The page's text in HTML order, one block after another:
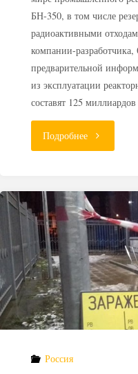
БН-350, в том числе
радиоактивными
компании-
предварительной
из эксплуатации
составят 125
Подробнее"В
выведут
из
реактор
на
Россия